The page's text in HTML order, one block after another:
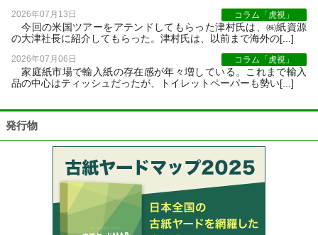
2026年07月13日 コラム「虎視」
今回の米国ツアーをアテンドしてもらった津村氏は、㈱紙資源
の大津社長に紹介してもらった。津村氏は、以前まで海外の[...]
2026年07月06日 コラム「虎視」
家庭紙市場で輸入紙の存在感が年々増している。これまで輸入
品の中心はティッシュだったが、トイレットペーパーも勢い[...]
発行物